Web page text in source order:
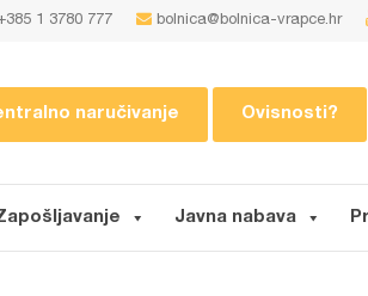
1 3780 777 bolnica@bolnica-vrapce.hr
naručivanje Ovisnosti?
Javna nabava